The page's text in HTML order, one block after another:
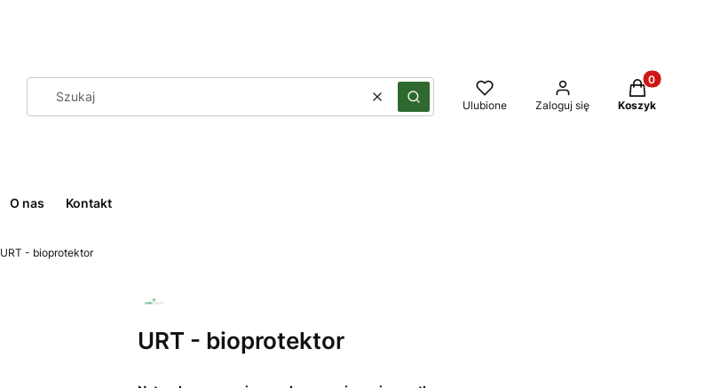
WyczyśćSzukaj Ulubione Zaloguj się
Produkty w
Koszyk
O nas Kontakt
URT - bioprotektor
URT - bioprotektor